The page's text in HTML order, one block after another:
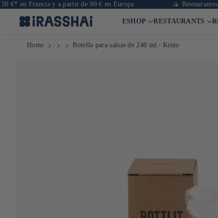
y a partir de 90 € en Europa 🍙 Restaurantes,
ESHOP RESTAURANTS
Home Botella para salsas de 240 ml ⋅ Kinto